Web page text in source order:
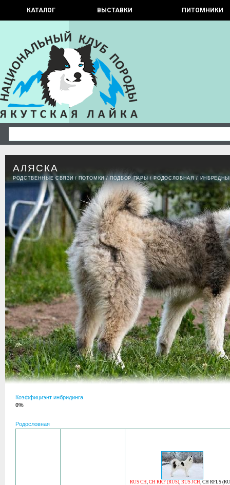
КАТАЛОГ ВЫСТАВКИ ПИТОМНИКИ
АЛЯСКА
РОДСТВЕННЫЕ СВЯЗИ / ПОТОМКИ/ПОДБОР ПАРЫ / РОДОСЛОВНАЯ /
Коэффициэнт инбридинга
0%
Родословная
RUS CH, CH RKF (RUS), RUS JCH, CH RFLS